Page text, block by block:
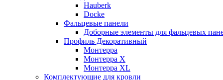
Hauberk
Docke
Фальцевые панели
Доборные элементы для фальцевых
Профиль Декоративный
Монтерра
Монтерра X
Монтерра XL
Комплектующие для кровли